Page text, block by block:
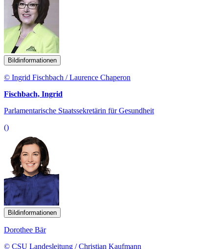
Bildinformationen
© Ingrid Fischbach / Laurence Chaperon
Fischbach, Ingrid
Parlamentarische Staatssekretärin für Gesundheit
()
Bildinformationen
Dorothee Bär
© CSU Landesleitung / Christian Kaufmann